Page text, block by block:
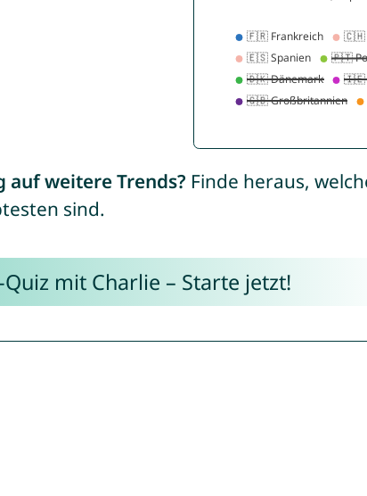
auf weitere Trends? Finde heraus,
sind.
mit Charlie – Starte jetzt!